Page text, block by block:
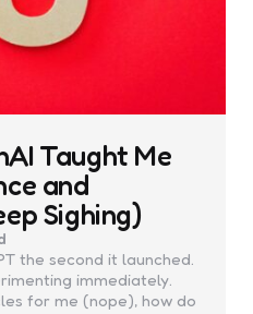
Taught Me
and
Sighing)
the second it launched.
immediately.
for me (nope), how do